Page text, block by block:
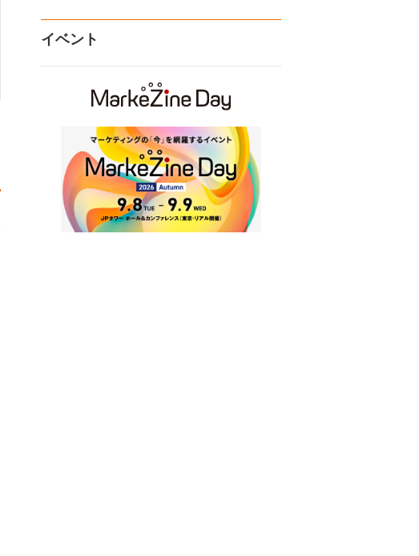
イベント